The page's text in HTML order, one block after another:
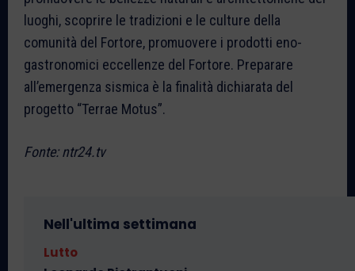
luoghi, scoprire le tradizioni e le culture della
comunità del Fortore, promuovere i prodotti eno-
gastronomici eccellenze del Fortore. Preparare
all’emergenza sismica è la finalità dichiarata del
progetto “Terrae Motus”.
Fonte: ntr24.tv
Nell'ultima settimana
Lutto